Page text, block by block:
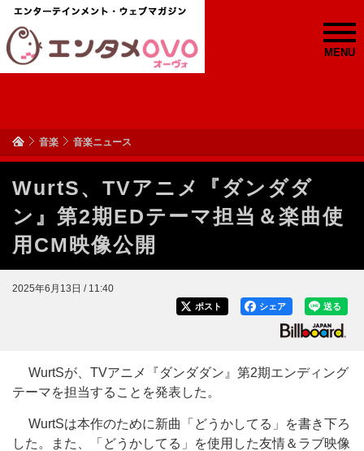
MENU
音楽 音楽ニュース
WurtS、TVアニメ『ダンダダ
ン』第2期EDテーマ担当＆楽曲使
用CM映像公開
2025年6月13日 / 11:40
送る
シェア
ポスト
WurtSが、TVアニメ『ダンダダン』第2期エンディング
テーマを担当することを発表した。
WurtSは本作のために新曲「どうかしてる」を書き下ろ
した。また、「どうかしてる」を使用した友情＆ラブ映像